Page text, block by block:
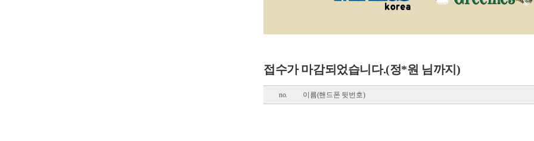
접수가 마감되었습니다.(정*원 님까지)
no. 이름(핸드폰 뒷번호)